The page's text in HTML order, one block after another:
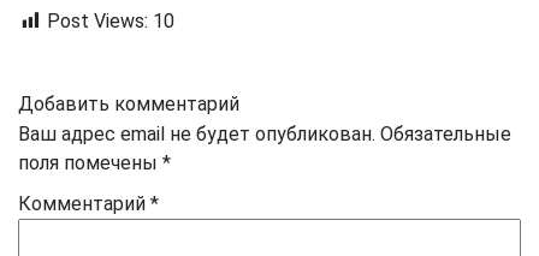
Post Views: 10
Добавить комментарий
Ваш адрес email не будет опубликован. Обязательные
поля помечены *
Комментарий *